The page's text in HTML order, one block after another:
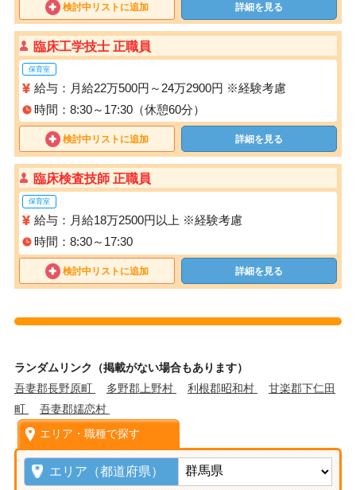
検討中リストに追加 詳細を見る
臨床工学技士 正職員
保育室
給与：月給22万500円～24万2900円 ※経験考慮
時間：8:30～17:30（休憩60分）
検討中リストに追加 詳細を見る
臨床検査技師 正職員
保育室
給与：月給18万2500円以上 ※経験考慮
時間：8:30～17:30
検討中リストに追加 詳細を見る
ランダムリンク（掲載がない場合もあります）
吾妻郡長野原町
多野郡上野村 利根郡昭和村
甘楽郡下仁田
町
吾妻郡嬬恋村
エリア・職種で探す
エリア（都道府県）